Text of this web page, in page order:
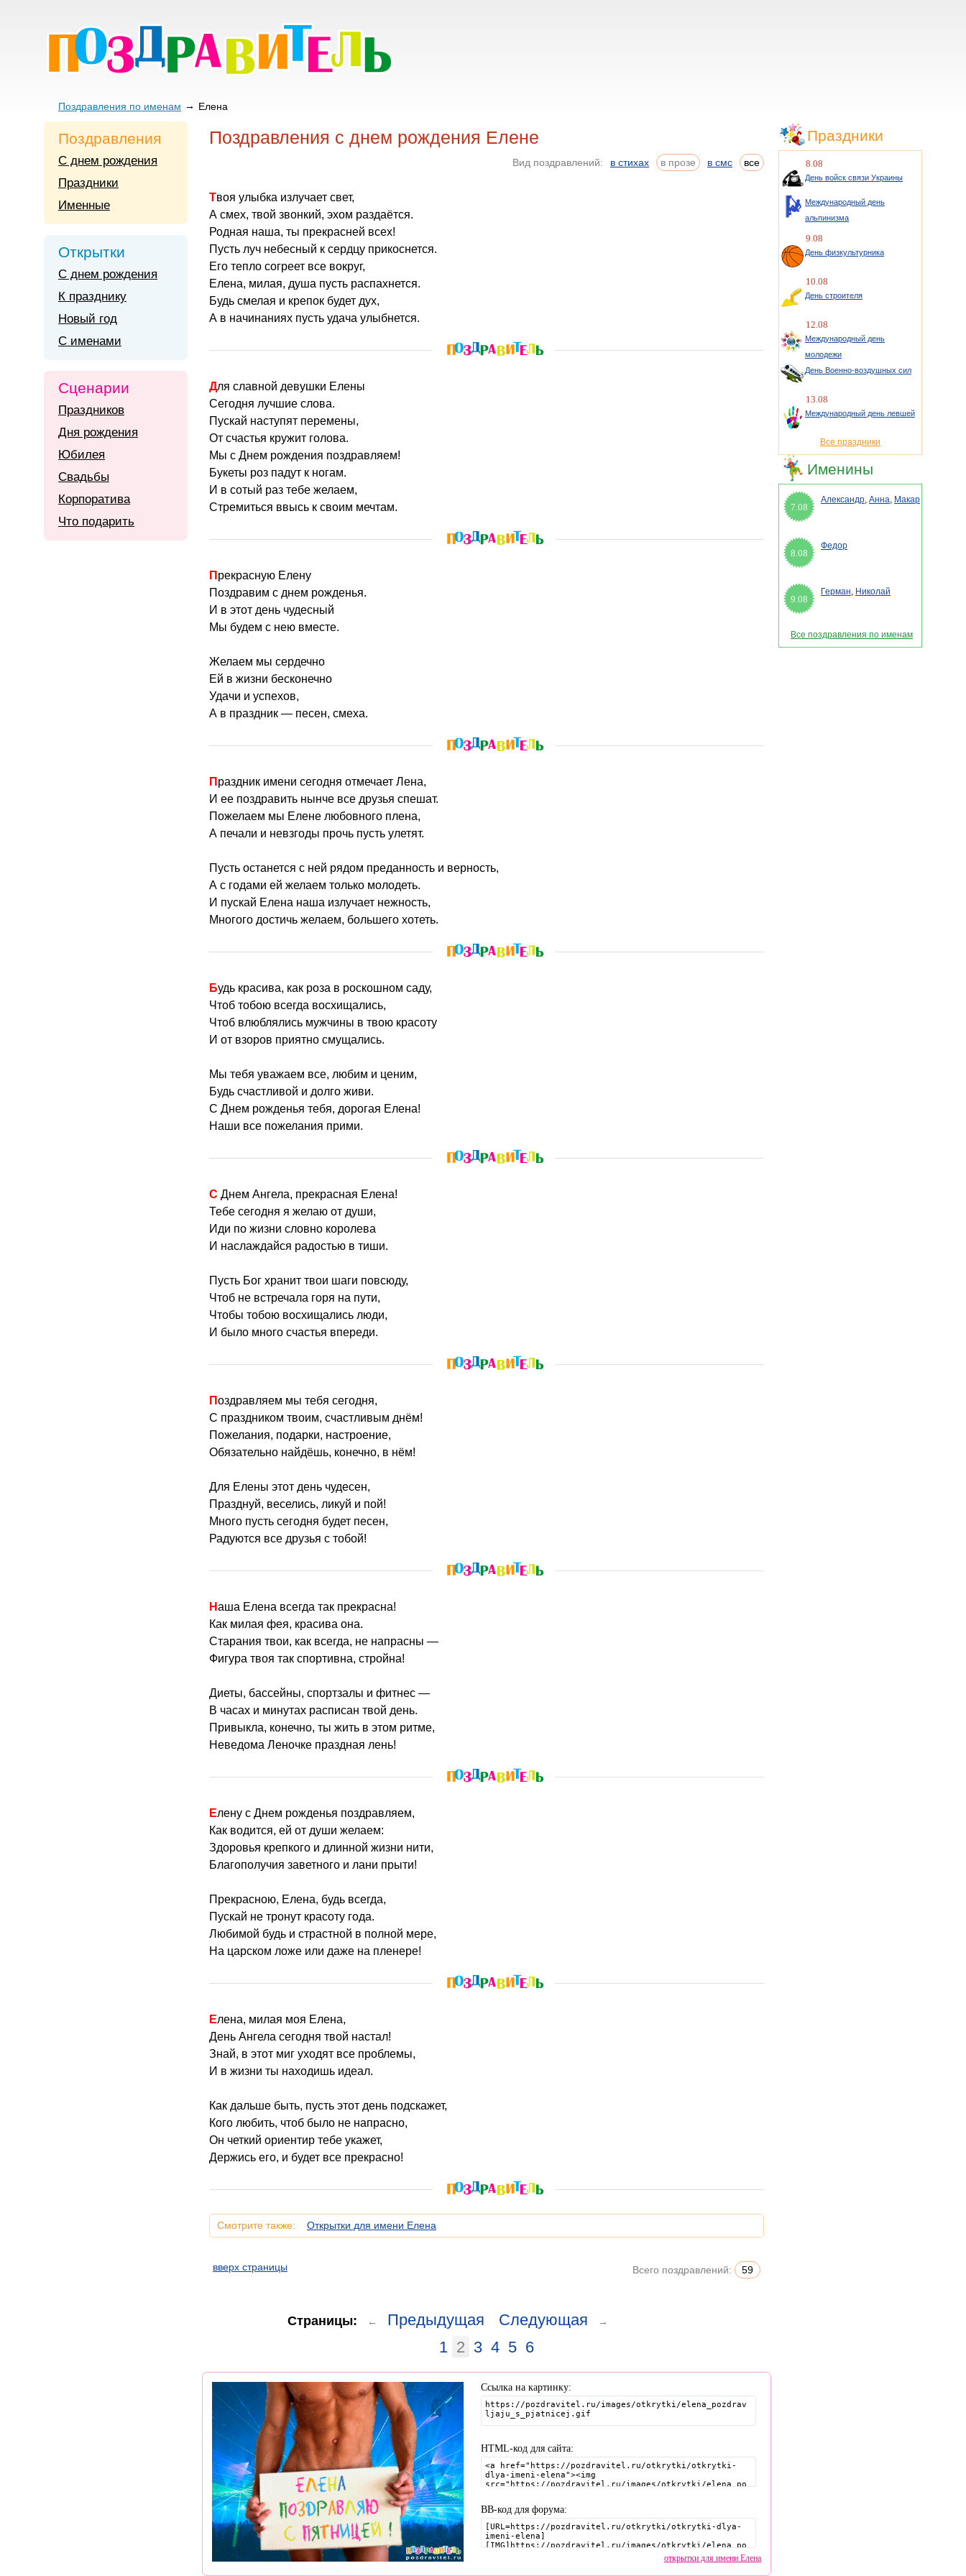
Поздравления по именам Елена
Поздравления с днем рождения Елене
Вид поздравлений: в стихах в прозе в смс все
Твоя улыбка излучает свет,
А смех, твой звонкий, эхом раздаётся.
Родная наша, ты прекрасней всех!
Пусть луч небесный к сердцу прикоснется.
Его тепло согреет все вокруг,
Елена, милая, душа пусть распахнется.
Будь смелая и крепок будет дух,
А в начинаниях пусть удача улыбнется.
Для славной девушки Елены
Сегодня лучшие слова.
Пускай наступят перемены,
От счастья кружит голова.
Мы с Днем рождения поздравляем!
Букеты роз падут к ногам.
И в сотый раз тебе желаем,
Стремиться ввысь к своим мечтам.
Прекрасную Елену
Поздравим с днем рожденья.
И в этот день чудесный
Мы будем с нею вместе.
Желаем мы сердечно
Ей в жизни бесконечно
Удачи и успехов,
А в праздник — песен, смеха.
Праздник имени сегодня отмечает Лена,
И ее поздравить нынче все друзья спешат.
Пожелаем мы Елене любовного плена,
А печали и невзгоды прочь пусть улетят.
Пусть останется с ней рядом преданность и верность,
А с годами ей желаем только молодеть.
И пускай Елена наша излучает нежность,
Многого достичь желаем, большего хотеть.
Будь красива, как роза в роскошном саду,
Чтоб тобою всегда восхищались,
Чтоб влюблялись мужчины в твою красоту
И от взоров приятно смущались.
Мы тебя уважаем все, любим и ценим,
Будь счастливой и долго живи.
С Днем рожденья тебя, дорогая Елена!
Наши все пожелания прими.
С Днем Ангела, прекрасная Елена!
Тебе сегодня я желаю от души,
Иди по жизни словно королева
И наслаждайся радостью в тиши.
Пусть Бог хранит твои шаги повсюду,
Чтоб не встречала горя на пути,
Чтобы тобою восхищались люди,
И было много счастья впереди.
Поздравляем мы тебя сегодня,
С праздником твоим, счастливым днём!
Пожелания, подарки, настроение,
Обязательно найдёшь, конечно, в нём!
Для Елены этот день чудесен,
Празднуй, веселись, ликуй и пой!
Много пусть сегодня будет песен,
Радуются все друзья с тобой!
Наша Елена всегда так прекрасна!
Как милая фея, красива она.
Старания твои, как всегда, не напрасны —
Фигура твоя так спортивна, стройна!
Диеты, бассейны, спортзалы и фитнес —
В часах и минутах расписан твой день.
Привыкла, конечно, ты жить в этом ритме,
Неведома Леночке праздная лень!
Елену с Днем рожденья поздравляем,
Как водится, ей от души желаем:
Здоровья крепкого и длинной жизни нити,
Благополучия заветного и лани прыти!
Прекрасною, Елена, будь всегда,
Пускай не тронут красоту года.
Любимой будь и страстной в полной мере,
На царском ложе или даже на пленере!
Елена, милая моя Елена,
День Ангела сегодня твой настал!
Знай, в этот миг уходят все проблемы,
И в жизни ты находишь идеал.
Как дальше быть, пусть этот день подскажет,
Кого любить, чтоб было не напрасно,
Он четкий ориентир тебе укажет,
Держись его, и будет все прекрасно!
Смотрите также: Открытки для имени Елена
вверх страницы Всего поздравлений: 59
Страницы: ← Предыдущая Следующая →
1 2 3 4 5 6
Ссылка на картинку:
HTML-код для сайта:
BB-код для форума:
открытки для имени Елена
Поздравления
С днем рождения
Праздники
Именные
Открытки
С днем рождения
К празднику
Новый год
С именами
Сценарии
Праздников
Дня рождения
Юбилея
Свадьбы
Корпоратива
Что подарить
Праздники
8.08
День войск связи Украины
Международный день
альпинизма
9.08
День физкультурника
10.08
День строителя
12.08
Международный день
молодежи
День Военно-воздушных сил
13.08
Международный день левшей
Все праздники
Именины
7.08
Александр, Анна, Макар
8.08
Федор
9.08
Герман, Николай
Все поздравления по именам